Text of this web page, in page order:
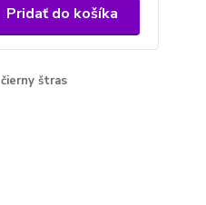
Pridať do košíka
čierny štras